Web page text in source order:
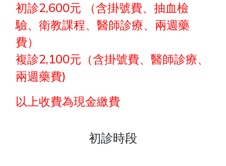
初診2,600元 （含掛號費、抽血檢
驗、衛教課程、醫師診療、兩週藥
費）
複診2,100元（含掛號費、醫師診療、
兩週藥費)
以上收費為現金繳費
初診時段